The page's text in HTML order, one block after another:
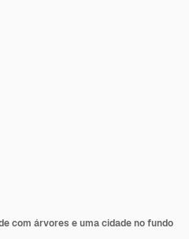
com árvores e uma cidade no fundo